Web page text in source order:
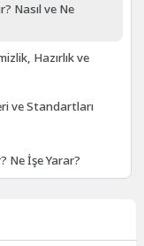
Nasıl ve Ne
Hazırlık ve
ve Standartları
Ne İşe Yarar?